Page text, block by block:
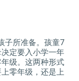
子所准备。孩童7
定要入小学一年
级。这两种形式
零年级，还是上